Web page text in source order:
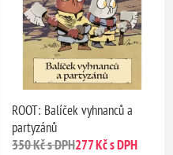
ROOT: Balíček vyhnanců a
partyzánů
350 Kč s DPH277 Kč s DPH